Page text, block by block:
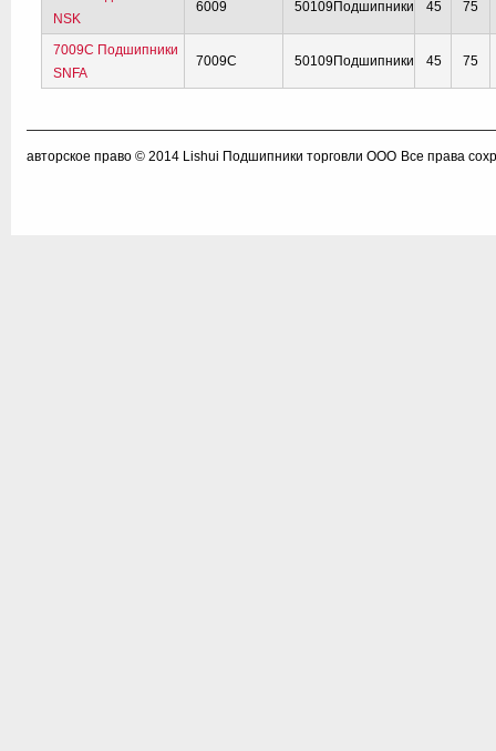
NSK
6009 50109Подшипники 45 75
7009C Подшипники
SNFA
7009C 50109Подшипники 45 75
авторское право © 2014 Lishui Подшипники торговли ООО Все права